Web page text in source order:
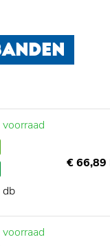
voorraad
€ 66,89
voorraad